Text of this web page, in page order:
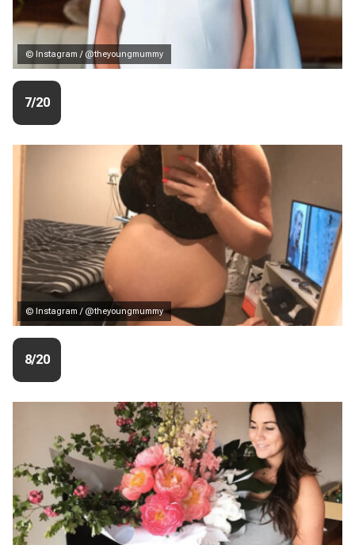
© Instagram / @theyoungmummy
7/20
© Instagram / @theyoungmummy
8/20